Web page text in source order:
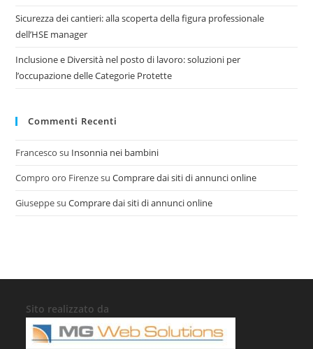
Sicurezza dei cantieri: alla scoperta della figura professionale
dell’HSE manager
Inclusione e Diversità nel posto di lavoro: soluzioni per
l’occupazione delle Categorie Protette
Commenti Recenti
Francesco su Insonnia nei bambini
Compro oro FirenzesuComprare dai siti di annunci online
GiuseppesuComprare dai siti di annunci online
Sito realizzato da